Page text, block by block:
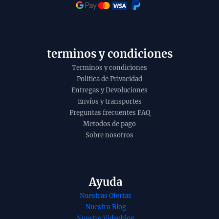
terminos y condiciones
Terminos y condiciones
Politica de Privacidad
Entregas y Devoluciones
Envíos y transportes
Preguntas frecuentes FAQ
Metodos de pago
Sobre nosotros
Ayuda
Nuestras Ofertas
Nuestro Blog